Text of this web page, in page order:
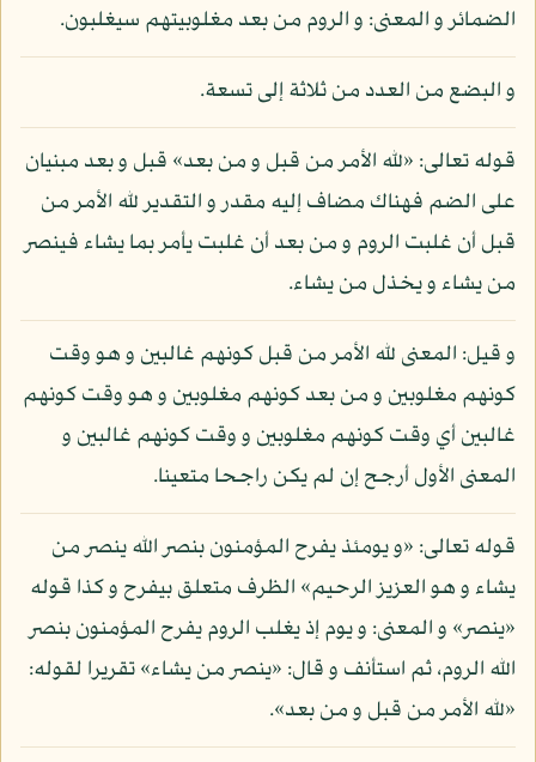
الضمائر و المعنى: و الروم من بعد مغلوبيتهم سيغلبون.
و البضع من العدد من ثلاثة إلى تسعة.
قوله تعالى: «لله الأمر من قبل و من بعد» قبل و بعد مبنيان
على الضم فهناك مضاف إليه مقدر و التقدير لله الأمر من
قبل أن غلبت الروم و من بعد أن غلبت يأمر بما يشاء فينصر
من يشاء و يخذل من يشاء.
و قيل: المعنى لله الأمر من قبل كونهم غالبين و هو وقت
كونهم مغلوبين و من بعد كونهم مغلوبين و هو وقت كونهم
غالبين أي وقت كونهم مغلوبين و وقت كونهم غالبين و
المعنى الأول أرجح إن لم يكن راجحا متعينا.
قوله تعالى: «و يومئذ يفرح المؤمنون بنصر الله ينصر من
يشاء و هو العزيز الرحيم» الظرف متعلق بيفرح و كذا قوله
«ينصر» و المعنى: و يوم إذ يغلب الروم يفرح المؤمنون بنصر
الله الروم، ثم استأنف و قال: «ينصر من يشاء» تقريرا لقوله:
«لله الأمر من قبل و من بعد».